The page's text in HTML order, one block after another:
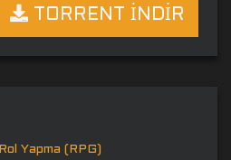
TORRENT İNDİR
Rol Yapma (RPG)